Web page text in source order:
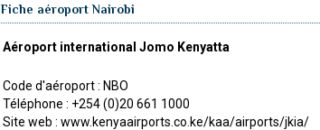
Fiche aéroport Nairobi
Aéroport international Jomo Kenyatta
Code d'aéroport : NBO
Téléphone : +254 (0)20 661 1000
Site web : www.kenyaairports.co.ke/kaa/airports/jkia/